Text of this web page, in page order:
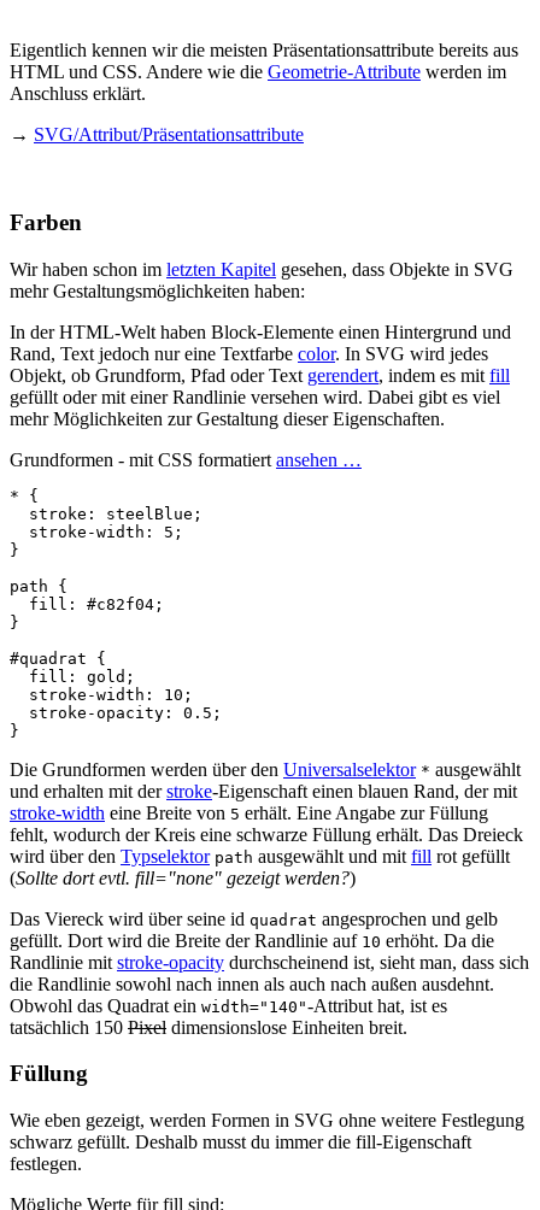
Eigentlich kennen wir die meisten Präsentationsattribute bereits aus
HTML und CSS. Andere wie die Geometrie-Attribute werden im
Anschluss erklärt.
→ SVG/Attribut/Präsentationsattribute
Farben
Wir haben schon im letzten Kapitel gesehen, dass Objekte in SVG
mehr Gestaltungsmöglichkeiten haben:
In der HTML-Welt haben Block-Elemente einen Hintergrund und
Rand, Text jedoch nur eine Textfarbe color. In SVG wird jedes
Objekt, ob Grundform, Pfad oder Text gerendert, indem es mit fill
gefüllt oder mit einer Randlinie versehen wird. Dabei gibt es viel
mehr Möglichkeiten zur Gestaltung dieser Eigenschaften.
Grundformen - mit CSS formatiert ansehen …
*
{
stroke : steelBlue ;
stroke -width : 5 ;
}
path
{
fill : #c82f04 ;
}
#quadrat
{
fill : gold ;
stroke -width : 10 ;
stroke -opacity : 0 . 5 ;
}
Die Grundformen werden über den Universalselektor * ausgewählt
und erhalten mit derstroke-Eigenschaft einen blauen Rand, der mit
stroke-width eine Breite von 5 erhält. Eine Angabe zur Füllung
fehlt, wodurch der Kreis eine schwarze Füllung erhält. Das Dreieck
wird über den Typselektor path ausgewählt und mit fill rot gefüllt
(Sollte dort evtl. fill="none" gezeigt werden?)
Das Viereck wird über seine id quadrat angesprochen und gelb
gefüllt. Dort wird die Breite der Randlinie auf 10 erhöht. Da die
Randlinie mit stroke-opacity durchscheinend ist, sieht man, dass sich
die Randlinie sowohl nach innen als auch nach außen ausdehnt.
Obwohl das Quadrat ein width="140"-Attribut hat, ist es
tatsächlich 150 Pixel dimensionslose Einheiten breit.
Füllung
Wie eben gezeigt, werden Formen in SVG ohne weitere Festlegung
schwarz gefüllt. Deshalb musst du immer die fill-Eigenschaft
festlegen.
Mögliche Werte für fill sind: